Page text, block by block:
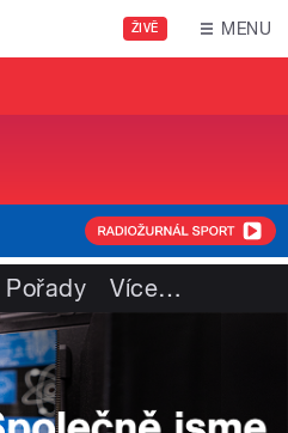
ŽIVĚ MENU
Pořady Více…